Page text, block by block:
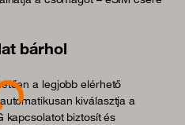
bárhol
a legjobb elérhető
kiválasztja a
kapcsolatot biztosít és